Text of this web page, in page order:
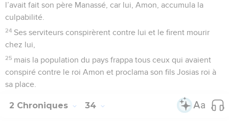
l’avait fait son père Manassé, car lui, Amon, accumula la
culpabilité.
24 Ses serviteurs conspirèrent contre lui et le firent mourir
chez lui,
25 mais la population du pays frappa tous ceux qui avaient
conspiré contre le roi Amon et proclama son fils Josias roi à
sa place.
2 Chroniques 34